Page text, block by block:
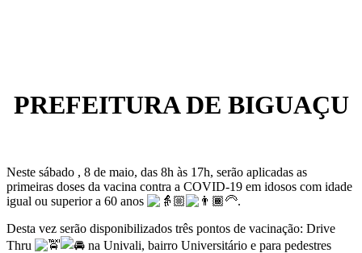
PREFEITURA DE BIGUAÇU
Neste sábado , 8 de maio, das 8h às 17h, serão aplicadas as
primeiras doses da vacina contra a COVID-19 em idosos com idade
igual ou superior a 60 anos
.
Desta vez serão disponibilizados três pontos de vacinação: Drive
Thru
na Univali, bairro Universitário e para pedestres